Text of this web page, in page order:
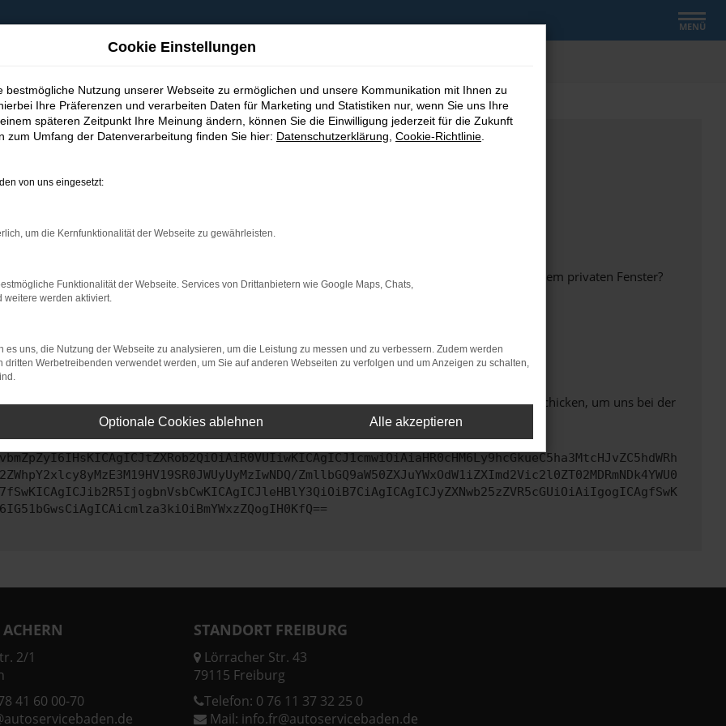
MENÜ
bestimmter Seiten verhindern. Funktioniert die Seite in einem anderen Browser oder in einem privaten Fenster?
beheben.
auf dem neuesten Stand sind.
kann auch dazu führen, dass bestimmte Funktionen nicht mehr unterstützt werden.
uns bitte. Wir werden versuchen, das Problem zu beheben. Du kannst uns diesen Text schicken, um uns bei der
ZmllbGQ9aW50ZXJuYWxOdW1iZXImd2Vic2l0ZT02MDRmNDk4YWU0
2/1
41 60 00-70
STANDORT FREIBURG
Lörracher Str. 43
79115 Freiburg
Telefon: 0 76 11 37 32 25 0
Mail: info.fr@autoservicebaden.de
Cookie Einstellungen
bestmögliche Nutzung unserer Webseite zu ermöglichen und unsere Kommunikation mit Ihnen zu
Ihre Präferenzen und verarbeiten Daten für Marketing und Statistiken nur, wenn Sie uns Ihre
späteren Zeitpunkt Ihre Meinung ändern, können Sie die Einwilligung jederzeit für die Zukunft
zum Umfang der Datenverarbeitung finden Sie hier: Datenschutzerklärung Cookie-Richtlinie
von uns eingesetzt:
um die Kernfunktionalität der Webseite zu gewährleisten.
Funktionalität der Webseite. Services von Drittanbietern wie Google Maps, Chats,
weitere werden aktiviert.
es uns, die Nutzung der Webseite zu analysieren, um die Leistung zu messen und zu verbessern. Zudem werden
dritten Werbetreibenden verwendet werden, um Sie auf anderen Webseiten zu verfolgen und um Anzeigen zu schalten,
Optionale Cookies ablehnen Alle akzeptieren